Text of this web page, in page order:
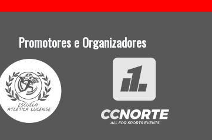
Promotores e Organizadores